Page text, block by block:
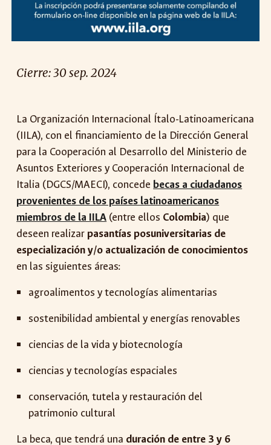
Cierre: 30 sep. 2024
La Organización Internacional Ítalo-Latinoamericana
(IILA), con el financiamiento de la Dirección General
para la Cooperación al Desarrollo del Ministerio de
Asuntos Exteriores y Cooperación Internacional de
Italia (DGCS/MAECI), concede becas a ciudadanos
provenientes de los países latinoamericanos
miembros de la IILA (entre ellos Colombia) que
deseen realizar pasantías posuniversitarias de
especialización y/o actualización de conocimientos
en las siguientes áreas:
agroalimentos y tecnologías alimentarias
sostenibilidad ambiental y energías renovables
ciencias de la vida y biotecnología
ciencias y tecnologías espaciales
conservación, tutela y restauración del
patrimonio cultural
La beca, que tendrá una duración de entre 3 y 6